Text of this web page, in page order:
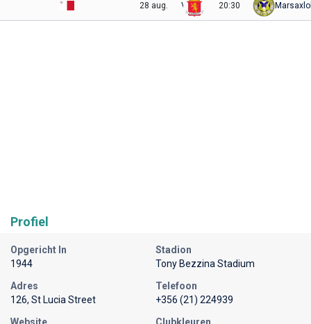
28 aug. Valletta 20:30
Profiel
Opgericht In
1944
Stadion
Tony Bezzina Stadium
Adres
126, St Lucia Street
Telefoon
+356 (21) 224939